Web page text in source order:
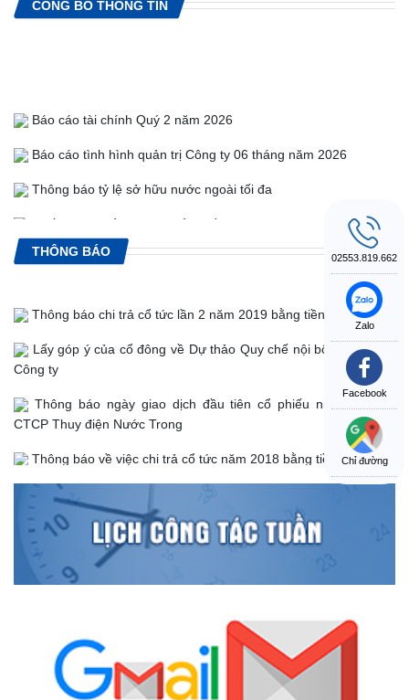
02553.819.662
Zalo
Facebook
Chỉ đường
CÔNG BỐ THÔNG TIN
Báo cáo tài chính Quý 2 năm 2026
Báo cáo tình hình quản trị Công ty 06 tháng năm 2026
Thông báo tỷ lệ sở hữu nước ngoài tối đa
Chốt DSCĐ để tạm ứng cổ tức lần 1 năm 2026
Danh sách cổ đông Nhà nước, cổ đông chiến lược, cổ đông
Giấy chứng nhận ĐKDN thay đổi lần thứ 12 ngày 09/05/2026
THÔNG BÁO
Thông báo chi trả cổ tức lần 2 năm 2019 bằng tiền
Lấy góp ý của cổ đông về Dự thảo Quy chế nội bộ về quản trị
Công ty
Thông báo ngày giao dịch đầu tiên cổ phiếu niêm yết của
CTCP Thuy điện Nước Trong
Thông báo về việc chi trả cổ tức năm 2018 bằng tiền
Thông báo : Thủy điện Nước Trong chính thức bắt đầu phát
điện
Thông báo hỗ trợ mở tài khoản giao dịch cổ phiếu